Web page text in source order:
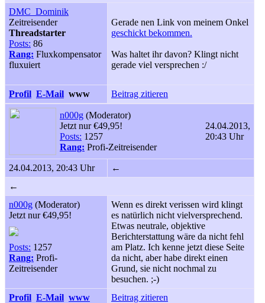
DMC_Dominik
Zeitreisender
Threadstarter
Posts: 86
Rang: Fluxkompensator
fluxuiert
Gerade nen Link von meinem Onkel
geschickt bekommen.
Was haltet ihr davon? Klingt nicht
gerade viel versprechen :/
Profil E-Mail www Beitrag zitieren
n000g (Moderator)
Jetzt nur €49,95!
Posts: 1257
Rang: Profi-Zeitreisender
24.04.2013,
20:43 Uhr
24.04.2013, 20:43 Uhr
←
←
n000g (Moderator)
Jetzt nur €49,95!
Posts: 1257
Rang: Profi-
Zeitreisender
Wenn es direkt verissen wird klingt
es natürlich nicht vielversprechend.
Etwas neutrale, objektive
Berichterstattung wäre da nicht fehl
am Platz. Ich kenne jetzt diese Seite
da nicht, aber habe direkt einen
Grund, sie nicht nochmal zu
besuchen. ;-)
Profil E-Mail www
Beitrag zitieren